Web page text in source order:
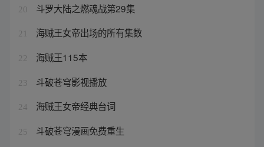
20 斗罗大陆之燃魂战第29集
21 海贼王女帝出场的所有集数
22 海贼王115本
23 斗破苍穹影视播放
24 海贼王女帝经典台词
25 斗破苍穹漫画免费重生